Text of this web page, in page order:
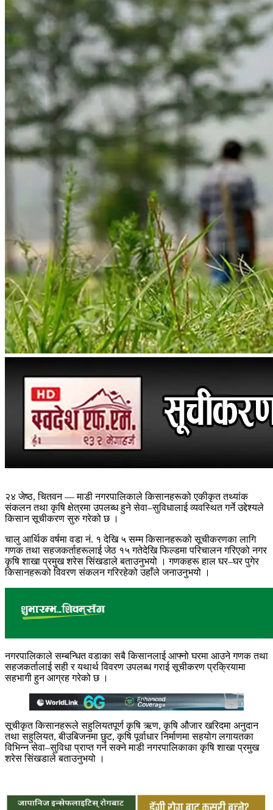
२४ जेष्ठ, चितवन — माडी नगरपालिकाले किसानहरूको एकीकृत तथ्यांक
संकलन तथा कृषि क्षेत्रमा उपलब्ध हुने सेवा–सुविधालाई व्यवस्थित गर्ने उद्देश्यले
किसान सूचीकरण सुरु गरेको छ ।
चालु आर्थिक वर्षमा वडा नं. १ देखि ५ सम्म किसानहरूको सूचीकरणका लागि
गणक तथा सहजकर्ताहरूलाई जेठ १५ गतेदेखि फिल्डमा परिचालन गरिएको नगर
कृषि शाखा प्रमुख शरेस सिंखडाले बताउनुभयो । गणकहरू हाल घर–घर पुगेर
किसानहरूको विवरण संकलन गरिरहेको उहाँले जनाउनुभयो ।
नगरपालिकाले सम्बन्धित वडाका सबै किसानलाई आफ्नो घरमा आउने गणक तथा
सहजकर्तालाई सही र यथार्थ विवरण उपलब्ध गराई सूचीकरण प्रक्रियामा
सहभागी हुन आग्रह गरेको छ ।
सूचीकृत किसानहरूले सहुलियतपूर्ण कृषि ऋण, कृषि औजार खरिदमा अनुदान
तथा सहुलियत, बीउबिजनमा छुट, कृषि पूर्वाधार निर्माणमा सहयोग लगायतका
विभिन्न सेवा–सुविधा प्राप्त गर्न सक्ने माडी नगरपालिकाका कृषि शाखा प्रमुख
शरेस सिंखडाले बताउनुभयो ।